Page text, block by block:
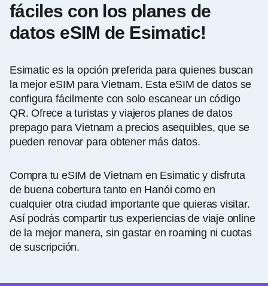
fáciles con los planes de
datos eSIM de Esimatic!
Esimatic es la opción preferida para quienes buscan
la mejor eSIM para Vietnam. Esta eSIM de datos se
configura fácilmente con solo escanear un código
QR. Ofrece a turistas y viajeros planes de datos
prepago para Vietnam a precios asequibles, que se
pueden renovar para obtener más datos.
Compra tu eSIM de Vietnam en Esimatic y disfruta
de buena cobertura tanto en Hanói como en
cualquier otra ciudad importante que quieras visitar.
Así podrás compartir tus experiencias de viaje online
de la mejor manera, sin gastar en roaming ni cuotas
de suscripción.